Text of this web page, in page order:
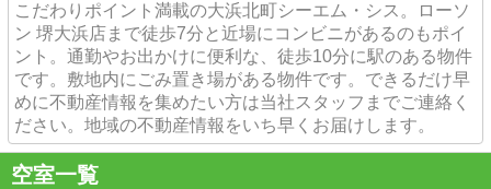
こだわりポイント満載の大浜北町シーエム・シス。ローソ
ン 堺大浜店まで徒歩7分と近場にコンビニがあるのもポイ
ント。通勤やお出かけに便利な、徒歩10分に駅のある物件
です。敷地内にごみ置き場がある物件です。できるだけ早
めに不動産情報を集めたい方は当社スタッフまでご連絡く
ださい。地域の不動産情報をいち早くお届けします。
空室一覧